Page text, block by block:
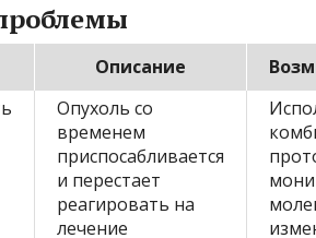
Описание
Опухоль со
временем
приспосабливается
и перестает
реагировать на
лечение